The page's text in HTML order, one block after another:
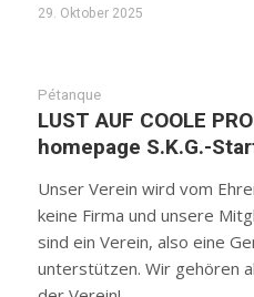
29. Oktober 2025
Pétanque
LUST AUF COOLE
homepage S.K.G.-
Unser Verein wird vom
keine Firma und unsere
sind ein Verein, also eine
unterstützen. Wir gehören